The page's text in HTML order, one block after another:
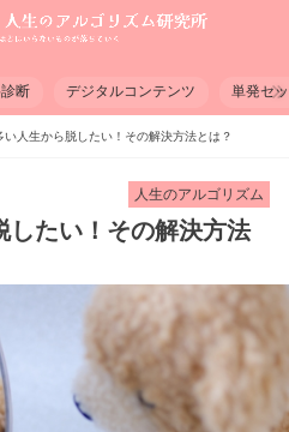
断 デジタルコンテンツ 単発セ
い人生から脱したい！その解決方法とは？
人生のアルゴリズム
したい！その解決方法